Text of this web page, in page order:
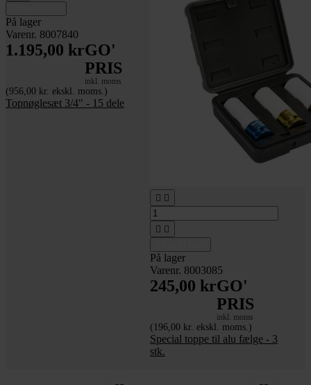
På lager
Varenr. 8007840
1.195,00 krGO'
PRIS
inkl. moms
(956,00 kr. ekskl. moms.)
Topnøglesæt 3/4" - 15 dele
 
 
På lager
Varenr. 8003085
245,00 krGO'
PRIS
inkl. moms
(196,00 kr. ekskl. moms.)
Special toppe til alu fælge - 3
stk.